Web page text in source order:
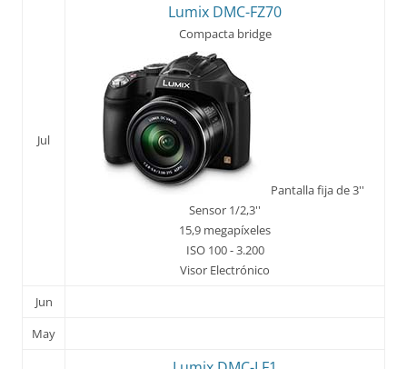
Jul
Lumix DMC-FZ70
Compacta bridge
Pantalla fija de 3''
Sensor 1/2,3''
15,9 megapíxeles
ISO 100 - 3.200
Visor Electrónico
Jun
May